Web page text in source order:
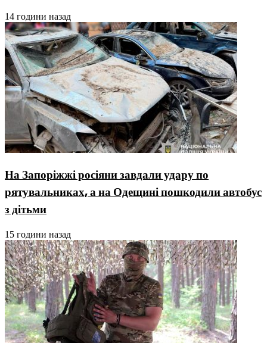
14 години назад
На Запоріжжі росіяни завдали удару по
рятувальниках, а на Одещині пошкодили автобус
з дітьми
15 години назад